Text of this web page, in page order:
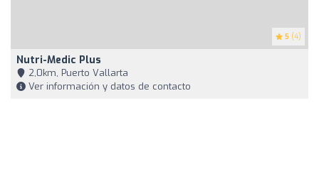
5 (4)
Nutri-Medic Plus
2,0km, Puerto Vallarta
Ver información y datos de contacto